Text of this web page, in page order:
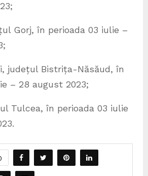
Gorj, în perioada 03 iulie –
județul Bistrița-Năsăud, în
– 28 august 2023;
Tulcea, în perioada 03 iulie